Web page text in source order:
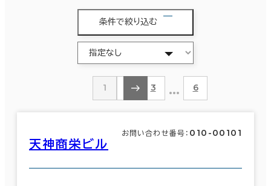
条件で絞り込む
1 2 3 … 6
天神商栄ビル
お問い合わせ番号： 010-00101